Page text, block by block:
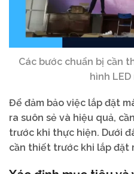
Các bước chuẩn bị cần
hình
Để đảm bảo việc lắp đặt
ra suôn sẻ và hiệu quả,
trước khi thực hiện. Dưới
cần thiết trước khi lắp đặt